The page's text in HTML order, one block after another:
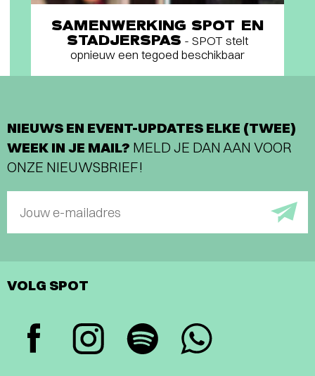
SAMENWERKING SPOT EN
STADJERSPAS - SPOT stelt
opnieuw een tegoed beschikbaar
NIEUWS EN EVENT-UPDATES ELKE (TWEE)
WEEK IN JE MAIL? MELD JE DAN AAN VOOR
ONZE NIEUWSBRIEF!
Jouw e-mailadres
VOLG SPOT